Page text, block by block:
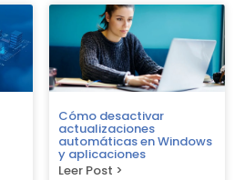
Cómo desactivar
actualizaciones
automáticas en Windows
y aplicaciones
Leer Post >